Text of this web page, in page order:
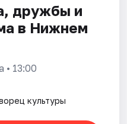
дружбы и
в Нижнем
• 13:00
культуры